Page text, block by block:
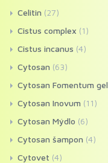
Celitin (27)
Cistus complex (1)
Cistus incanus (4)
Cytosan (63)
Cytosan Fomentum gel
Cytosan Inovum (11)
Cytosan Mýdlo (6)
Cytosan šampon (4)
Cytovet (4)